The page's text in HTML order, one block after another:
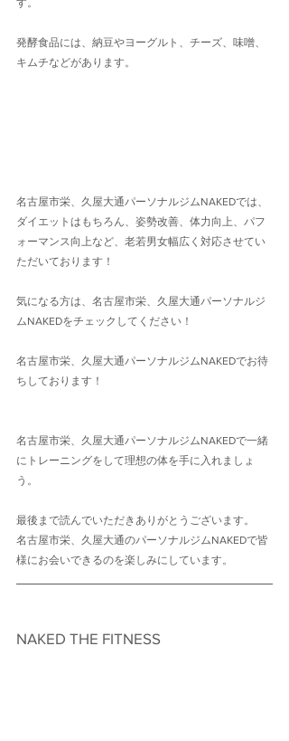
す。
発酵食品には、納豆やヨーグルト、チーズ、味噌、
キムチなどがあります。
名古屋市栄、久屋大通パーソナルジムNAKEDでは、
ダイエットはもちろん、姿勢改善、体力向上、パフ
ォーマンス向上など、老若男女幅広く対応させてい
ただいております！
気になる方は、名古屋市栄、久屋大通パーソナルジ
ムNAKEDをチェックしてください！
名古屋市栄、久屋大通パーソナルジムNAKEDでお待
ちしております！
名古屋市栄、久屋大通パーソナルジムNAKEDで一緒
にトレーニングをして理想の体を手に入れましょ
う。
最後まで読んでいただきありがとうございます。
名古屋市栄、久屋大通のパーソナルジムNAKEDで皆
様にお会いできるのを楽しみにしています。
NAKED THE FITNESS